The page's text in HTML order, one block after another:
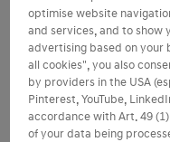
NEXEN 215 65 R 17
PDF 157.52 KB
NEXEN 235 55 R 18
PDF 159.87 KB
optimise website
and services, and to show
advertising based on your
all cookies", you also
by providers in the USA
Pinterest, YouTube,
accordance with Art. 49
of your data being